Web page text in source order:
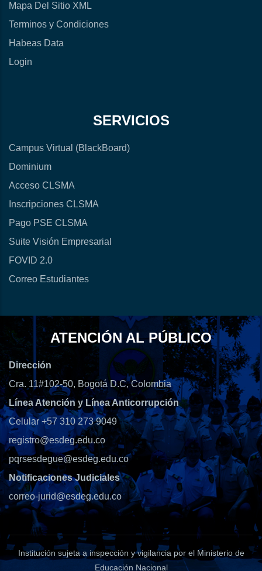
Mapa Del Sitio XML
Terminos y Condiciones
Habeas Data
Login
SERVICIOS
Campus Virtual (BlackBoard)
Dominium
Acceso CLSMA
Inscripciones CLSMA
Pago PSE CLSMA
Suite Visión Empresarial
FOVID 2.0
Correo Estudiantes
ATENCIÓN AL PÚBLICO
Dirección
Cra. 11#102-50, Bogotá D.C, Colombia
Línea Atención y Línea Anticorrupción
Celular +57 310 273 9049
registro@esdeg.edu.co
pqrsesdegue@esdeg.edu.co
Notificaciones Judiciales
correo-jurid@esdeg.edu.co
Institución sujeta a inspección y vigilancia por el Ministerio de
Educación Nacional